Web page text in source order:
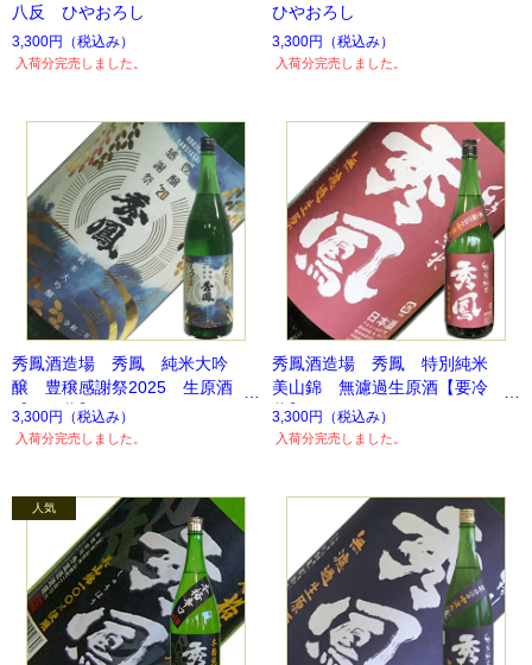
八反 ひやおろし
3,300円 （税込み）
入荷分完売しました。
ひやおろし
3,300円 （税込み）
入荷分完売しました。
秀鳳酒造場 秀鳳 純米大吟
醸 豊穣感謝祭2025 生原酒
【要冷蔵】
3,300円 （税込み）
入荷分完売しました。
秀鳳酒造場 秀鳳 特別純米
美山錦 無濾過生原酒【要冷
蔵】
3,300円 （税込み）
入荷分完売しました。